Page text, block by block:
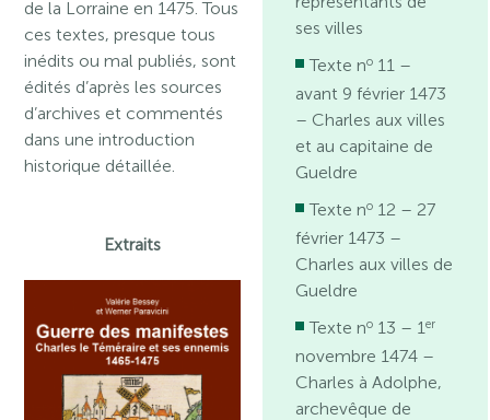
de la Lorraine en 1475. Tous
ces textes, presque tous
inédits ou mal publiés, sont
édités d’après les sources
d’archives et commentés
dans une introduction
historique détaillée.
Extraits
ses villes
Texte no 11 –
avant 9 février 1473
– Charles aux villes
et au capitaine de
Gueldre
Texte no 12 – 27
février 1473 –
Charles aux villes de
Gueldre
Texte no 13 – 1er
novembre 1474 –
Charles à Adolphe,
archevêque de